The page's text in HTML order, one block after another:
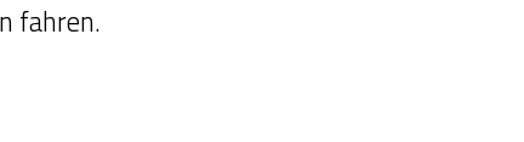
fahren.